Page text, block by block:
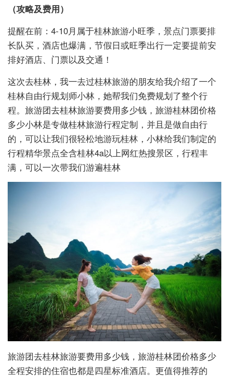
（攻略及费用）
提醒在前：4-10月属于桂林旅游小旺季，景点门票要排
长队买，酒店也爆满，节假日或旺季出行一定要提前安
排好酒店、门票以及交通！
这次去桂林，我一去过桂林旅游的朋友给我介绍了一个
桂林自由行规划师小林，她帮我们免费规划了整个行
程。旅游团去桂林旅游要费用多少钱，旅游桂林团价格
多少小林是专做桂林旅游行程定制，并且是做自由行
的，可以让我们很轻松地游玩桂林，小林给我们制定的
行程精华景点全含桂林4a以上网红热搜景区，行程丰
满，可以一次带我们游遍桂林
旅游团去桂林旅游要费用多少钱，旅游桂林团价格多少
全程安排的住宿也都是四星标准酒店。更值得推荐的